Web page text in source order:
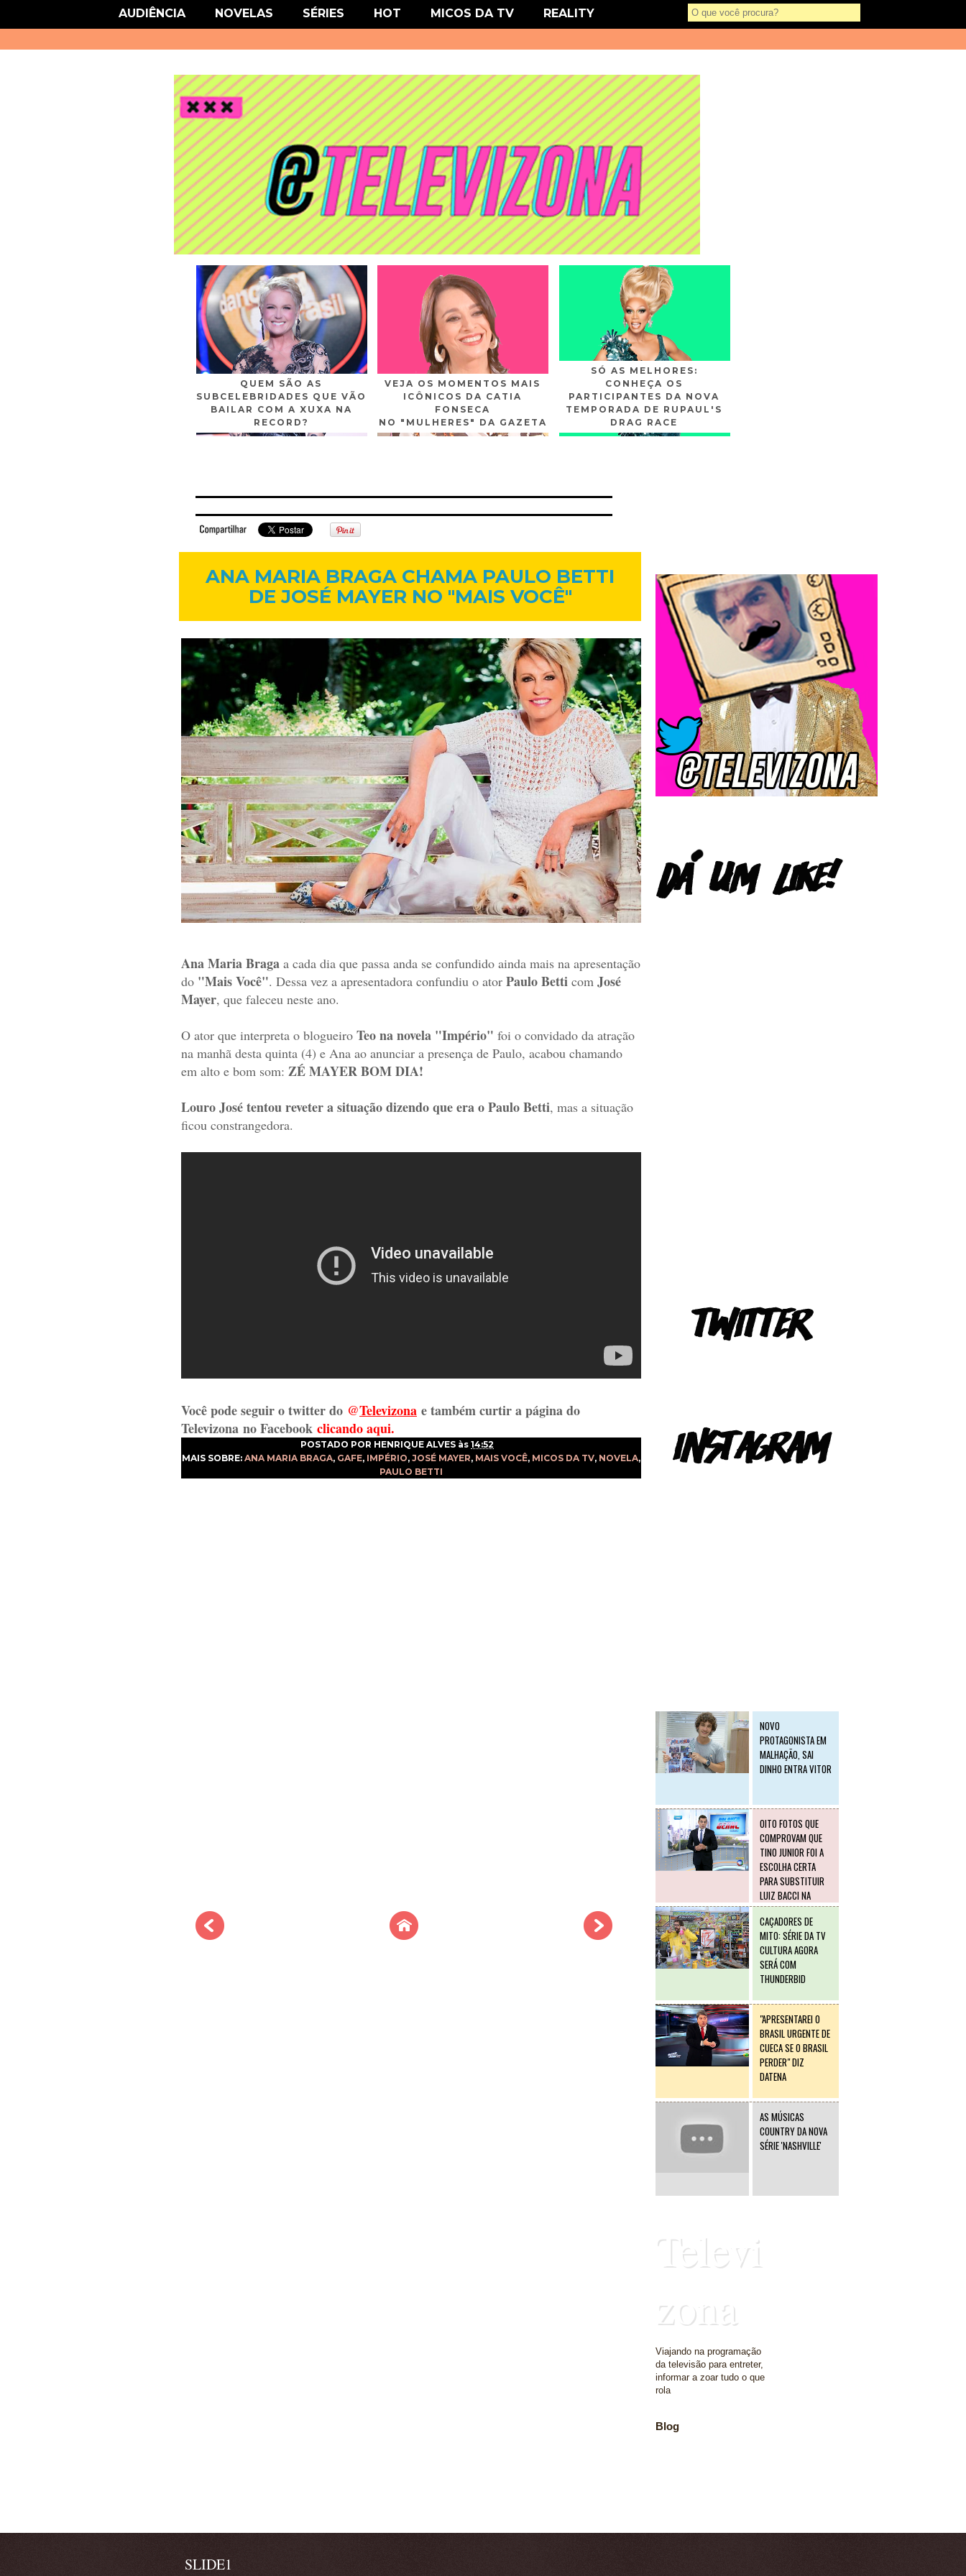
link href='http://fonts.googleapis.com/css?family=Roboto' rel='stylesheet' type='text/css'/>
QUEM SÃO AS
SUBCELEBRIDADES QUE VÃO
BAILAR COM A XUXA NA
RECORD?
VEJA OS MOMENTOS MAIS
ICÔNICOS DA CATIA
FONSECA
NO "MULHERES" DA GAZETA
SÓ AS MELHORES:
CONHEÇA OS
PARTICIPANTES DA NOVA
TEMPORADA DE RUPAUL'S
DRAG RACE
AUDIÊNCIA NOVELAS SÉRIES HOT MICOS DA TV REALITY
ANA MARIA BRAGA CHAMA PAULO BETTI
DE JOSÉ MAYER NO "MAIS VOCÊ"
Ana Maria Braga a cada dia que passa anda se confundido ainda mais na apresentação
do "Mais Você". Dessa vez a apresentadora confundiu o ator Paulo Betti com José
Mayer, que faleceu neste ano.
O ator que interpreta o blogueiro Teo na novela "Império" foi o convidado da atração
na manhã desta quinta (4) e Ana ao anunciar a presença de Paulo, acabou chamando
em alto e bom som: ZÉ MAYER BOM DIA!
Louro José tentou reveter a situação dizendo que era o Paulo Betti, mas a situação
ficou constrangedora.
Você pode seguir o twitter do @Televizona e também curtir a página do
Televizona no Facebook clicando aqui.
POSTADO POR HENRIQUE ALVES às 14:52
MAIS SOBRE: ANA MARIA BRAGA, GAFE, IMPÉRIO, JOSÉ MAYER, MAIS VOCÊ, MICOS DA TV, NOVELA,
PAULO BETTI
NOVO
PROTAGONISTA EM
MALHAÇÃO, SAI
DINHO ENTRA VITOR
OITO FOTOS QUE
COMPROVAM QUE
TINO JUNIOR FOI A
ESCOLHA CERTA
PARA SUBSTITUIR
LUIZ BACCI NA
RECORD
CAÇADORES DE
MITO: SÉRIE DA TV
CULTURA AGORA
SERÁ COM
THUNDERBID
"APRESENTAREI O
BRASIL URGENTE DE
CUECA SE O BRASIL
PERDER" DIZ
DATENA
AS MÚSICAS
COUNTRY DA NOVA
SÉRIE 'NASHVILLE'
Televi
zona
Viajando na programação
da televisão para entreter,
informar a zoar tudo o que
rola
Blog
SLIDE1